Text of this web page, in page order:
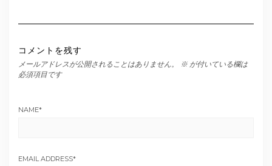
コメントを残す
メールアドレスが公開されることはありません。 ※ が付いている欄は
必須項目です
NAME*
EMAIL ADDRESS*